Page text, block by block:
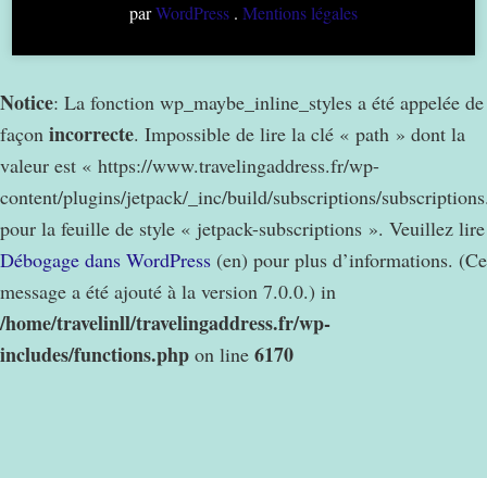
parWordPress . Mentions légales
Notice: La fonction wp_maybe_inline_styles a été appelée de
façon incorrecte. Impossible de lire la clé « path » dont la
valeur est « https://www.travelingaddress.fr/wp-
content/plugins/jetpack/_inc/build/subscriptions/
pour la feuille de style « jetpack-subscriptions ». Veuillez lire
Débogage dans WordPress (en) pour plus d’informations. (Ce
message a été ajouté à la version 7.0.0.) in
/home/travelinll/travelingaddress.fr/wp-
includes/functions.php on line 6170